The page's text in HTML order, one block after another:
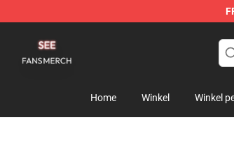
Home Winkel Winkel